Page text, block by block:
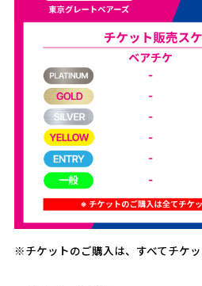
※チケットのご購入は、すべてチケッ